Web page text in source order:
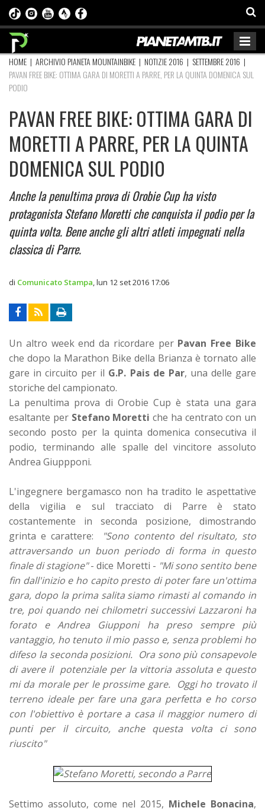
HOME | ARCHIVIO PIANETA MOUNTAINBIKE | NOTIZIE 2016 | SETTEMBRE 2016 |
PAVAN FREE BIKE: OTTIMA GARA DI MORETTI A PARRE, PER LA QUINTA DOMENICA SUL
PODIO
PAVAN FREE BIKE: OTTIMA GARA DI
MORETTI A PARRE, PER LA QUINTA
DOMENICA SUL PODIO
Anche la penultima prova di Orobie Cup ha visto
protagonista Stefano Moretti che conquista il podio per la
quinta volta. Bene anche gli altri atleti impegnati nella
classica di Parre.
di Comunicato Stampa lun 12 set 2016 17:06
Un altro week end da ricordare per Pavan Free Bike
che dopo la Marathon Bike della Brianza è tornato alle
gare in circuito per il G.P. Pais de Par, una delle gare
storiche del campionato.
La penultima prova di Orobie Cup è stata una gara
esaltante per Stefano Moretti che ha centrato con un
secondo posto per la quinta domenica consecutiva il
podio, terminando alle spalle del vincitore assoluto
Andrea Giuppponi.
L'ingegnere bergamasco non ha tradito le aspettative
della vigilia e sul tracciato di Parre è stato
costantemente in seconda posizione, dimostrando
grinta e carattere:
"Sono contento del risultato, sto
attraversando un buon periodo di forma in questo
finale di stagione"- dice Moretti - "Mi sono sentito bene
fin dall'inizio e ho capito presto di poter fare un'ottima
gara, dopo la prima salita siamo rimasti al comando in
tre, poi quando nei chilometri successivi Lazzaroni ha
forato e Andrea Giupponi ha preso sempre più
vantaggio, ho tenuto il mio passo e, senza problemi ho
difeso la seconda posizioni. Ora sono più consapevole
di avere il potenziale per la vittoria assoluta e questo
mi da morale per le prossime gare. Oggi ho trovato il
terreno ideale per fare una gara perfetta e ho corso
con l'obiettivo è portare a casa il maggior numero di
punti per il circuito, anche questa volta ci sono
riuscito"
Settimo assoluto, come nel 2015, Michele Bonacina,